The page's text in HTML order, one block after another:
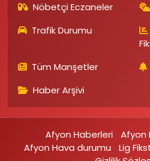
Nöbetçi Eczaneler
Trafik Durumu
Tüm Manşetler
Haber Arşivi
Afyon Haberleri
Afyon
Afyon Hava durumu
Lig